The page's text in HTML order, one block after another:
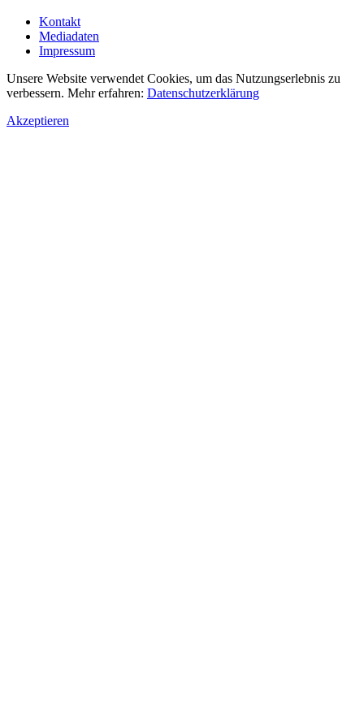
Kontakt
Mediadaten
Impressum
Unsere Website verwendet Cookies, um das Nutzungserlebnis zu
verbessern. Mehr erfahren: Datenschutzerklärung
Akzeptieren